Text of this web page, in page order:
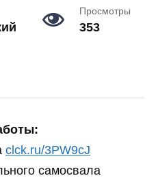
Просмотры
353
clck.ru/3PW9cJ
самосвала